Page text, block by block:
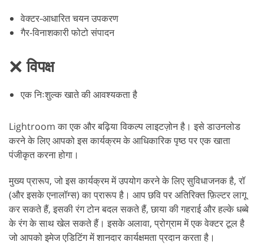
वेक्टर-आधारित चयन उपकरण
गैर-विनाशकारी फोटो संपादन
विपक्ष
एक निःशुल्क खाते की आवश्यकता है
Lightroom का एक और बढ़िया विकल्प लाइटज़ोन है। इसे डाउनलोड
करने के लिए आपको इस कार्यक्रम के आधिकारिक पृष्ठ पर एक खाता
पंजीकृत करना होगा।
मुख्य प्रारूप, जो इस कार्यक्रम में उपयोग करने के लिए सुविधाजनक है, रॉ
(और इसके एनालॉग्स) का प्रारूप है। आप छवि पर अतिरिक्त फ़िल्टर लागू
कर सकते हैं, इसकी रंग टोन बदल सकते हैं, छाया की गहराई और हल्के धब्बे
के रंग के साथ खेल सकते हैं। इसके अलावा, प्रोग्राम में एक वेक्टर टूल है
जो आपको इमेज एडिटिंग में शानदार कार्यक्षमता प्रदान करता है।